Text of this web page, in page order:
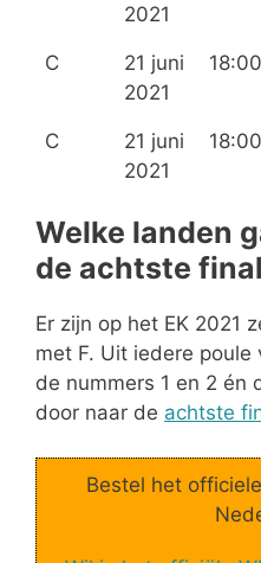
2021
C
21 juni
2021
18:00
C
21 juni
2021
18:00
Welke landen
de achtste
Er zijn op het EK 2021
met F. Uit iedere
de nummers 1 en 2 én
door naar de achtste
Bestel het